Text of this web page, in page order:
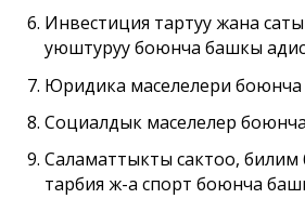
Инвестиция тартуу жана
уюштуруу боюнча башкы
Юридика маселелери
Социалдык маселелер боюнча
Саламаттыкты сактоо, билим
тарбия ж-а спорт боюнча